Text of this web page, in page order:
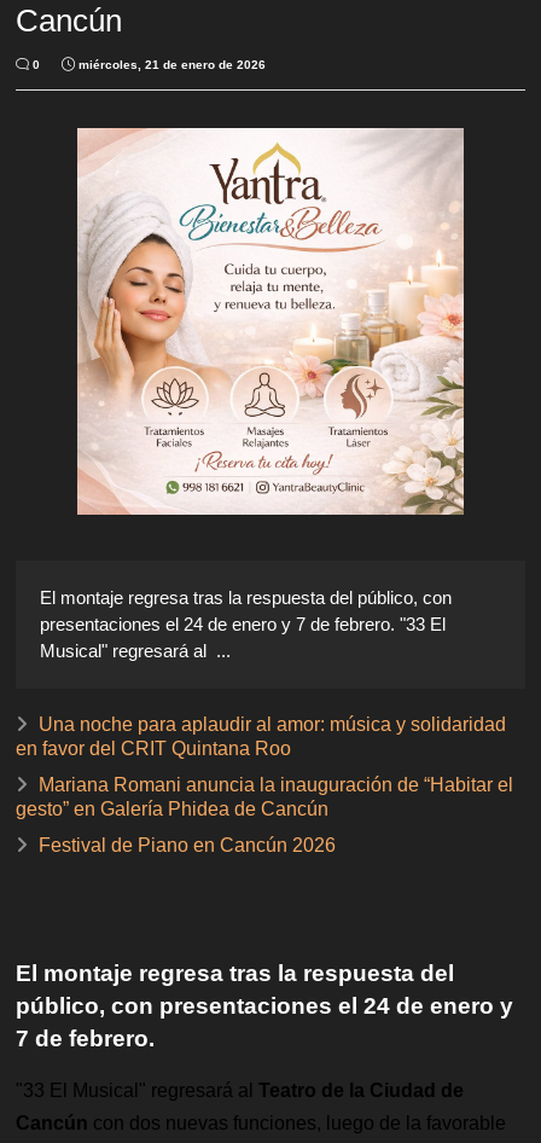
Cancún
0 miércoles, 21 de enero de 2026
El montaje regresa tras la respuesta del público, con
presentaciones el 24 de enero y 7 de febrero. "33 El
Musical" regresará al ...
Una noche para aplaudir al amor: música y solidaridad
en favor del CRIT Quintana Roo
Mariana Romani anuncia la inauguración de “Habitar el
gesto” en Galería Phidea de Cancún
Festival de Piano en Cancún 2026
El montaje regresa tras la respuesta del
público, con presentaciones el 24 de enero y
7 de febrero.
"33 El Musical" regresará alTeatro de la Ciudad de
Cancún con dos nuevas funciones, luego de la favorable